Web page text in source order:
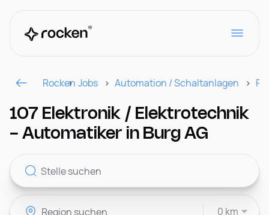
Für Arbeitgeber
Kontakt
Rocken Jobs Automation / Schaltanlagen
107 Elektronik / Elektrotechnik
- Automatiker in Burg AG
0 km